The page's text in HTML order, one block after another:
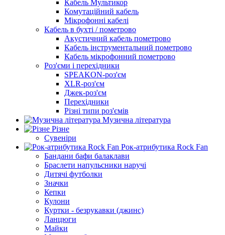
Кабель Мультикор
Комутаційний кабель
Мікрофонні кабелі
Кабель в бухті / пометрово
Акустичний кабель пометрово
Кабель інструментальний пометрово
Кабель мікрофонний пометрово
Роз'єми і перехідники
SPEAKON-роз'єм
XLR-роз'єм
Джек-роз'єм
Перехідники
Різні типи роз'ємів
Музична література
Різне
Сувеніри
Рок-атрибутика Rock Fan
Бандани бафи балаклави
Браслети напульсники наручі
Дитячі футболки
Значки
Кепки
Кулони
Куртки - безрукавки (джинс)
Ланцюги
Майки